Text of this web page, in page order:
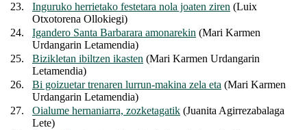
23.
Inguruko herrietako festetara nola joaten ziren (Luix
Otxotorena Ollokiegi)
24.
Igandero Santa Barbarara amonarekin (Mari Karmen
Urdangarin Letamendia)
25.
Bizikletan ibiltzen ikasten (Mari Karmen Urdangarin
Letamendia)
26.
Bi goizuetar trenaren lurrun-makina zela eta (Mari Karmen
Urdangarin Letamendia)
27.
Oialume hernaniarra, zozketagatik (Juanita Agirrezabalaga
Lete)